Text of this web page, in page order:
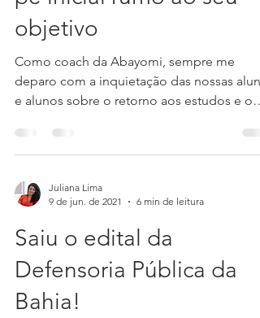
Clareza mental: o ponta
pé inicial rumo ao seu
objetivo
Como coach da Abayomi, sempre me
direcionamento ao...
9 de jun. de 2021
6 min de leitura
Saiu o edital da